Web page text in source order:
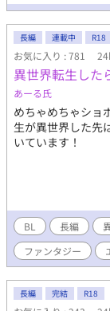
その国には男しか
長編 連載中 R18
お気に入り : 781
異世界転生した
あーる氏
めちゃめちゃショ
生が異世界した
いています！
BL 長編
ファンタジー
長編 完結 R18